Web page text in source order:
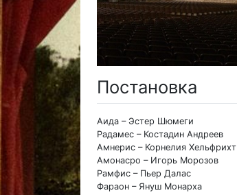
Постановка
Аида – Эстер Шюмеги
Радамес – Костадин Андреев
Амнерис – Корнелия Хельфрихт
Амонасро – Игорь Морозов
Рамфис – Пьер Далас
Фараон – Януш Монарха